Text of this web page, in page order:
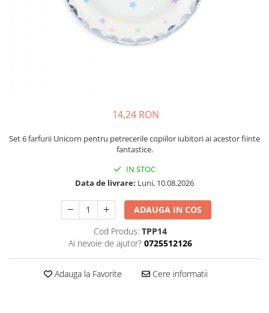
Suflatori si Coifuri
Petrecere Star Wars
Petrecere Super Mario
Petrecere LOL Surprise
Petrecere Pisicute
Petrecere Printese Disney
Petrecere Unicorni
Pastel Party
14,24 RON
Set 6 farfurii Unicorn pentru petrecerile copiilor iubitori ai acestor fiinte
fantastice.
IN STOC
Data de livrare: Luni, 10.08.2026
ADAUGA IN COS
Cod Produs: TPP14
Ai nevoie de ajutor? 0725512126
Adauga la Favorite Cere informatii